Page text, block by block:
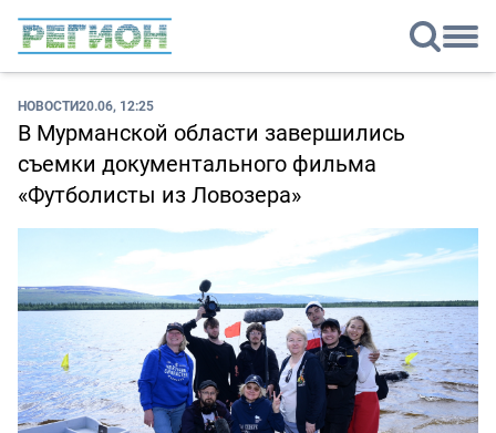
НОВОСТИ20.06, 12:25
В Мурманской области завершились
съемки документального фильма
«Футболисты из Ловозера»